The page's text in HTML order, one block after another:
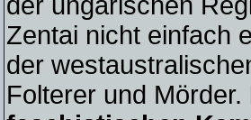
Zentai nicht einfach
der
Folterer und Mörder.